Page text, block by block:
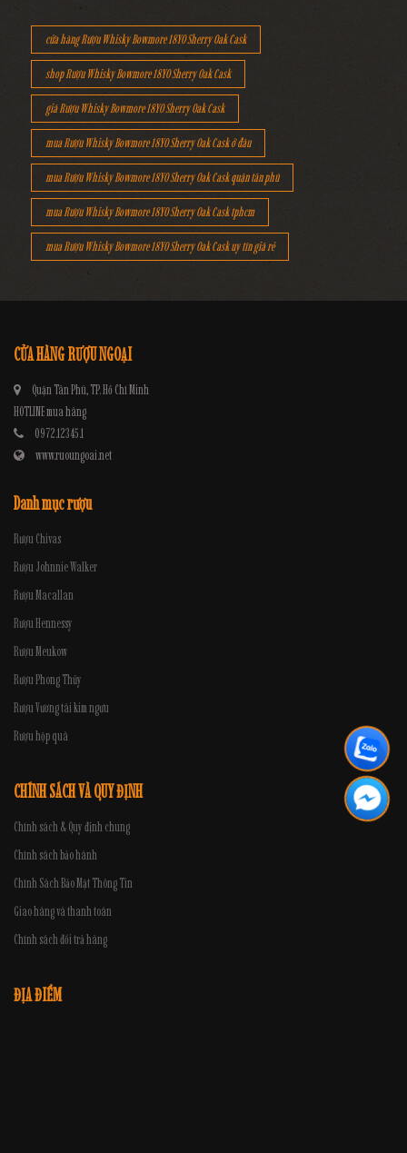
cửa hàng Rượu Whisky Bowmore 18YO Sherry Oak Cask
shop Rượu Whisky Bowmore 18YO Sherry Oak Cask
giá Rượu Whisky Bowmore 18YO Sherry Oak Cask
mua Rượu Whisky Bowmore 18YO Sherry Oak Cask ở đâu
mua Rượu Whisky Bowmore 18YO Sherry Oak Cask quận tân phú
mua Rượu Whisky Bowmore 18YO Sherry Oak Cask tphcm
mua Rượu Whisky Bowmore 18YO Sherry Oak Cask uy tín giá rẻ
CỬA HÀNG RƯỢU NGOẠI
Quận Tân Phú, TP. Hồ Chí Minh
HOTLINE mua hàng
0972.12345.1
www.ruoungoai.net
Danh mục rượu
Rượu Chivas
Rượu Johnnie Walker
Rượu Macallan
Rượu Hennessy
Rượu Meukow
Rượu Phong Thủy
Rượu Vương tài kim ngưu
Rượu hộp quà
CHÍNH SÁCH VÀ QUY ĐỊNH
Chính sách & Quy định chung
Chính sách bảo hành
Chính Sách Bảo Mật Thông Tin
Giao hàng và thanh toán
Chính sách đổi trả hàng
ĐỊA ĐIỂM